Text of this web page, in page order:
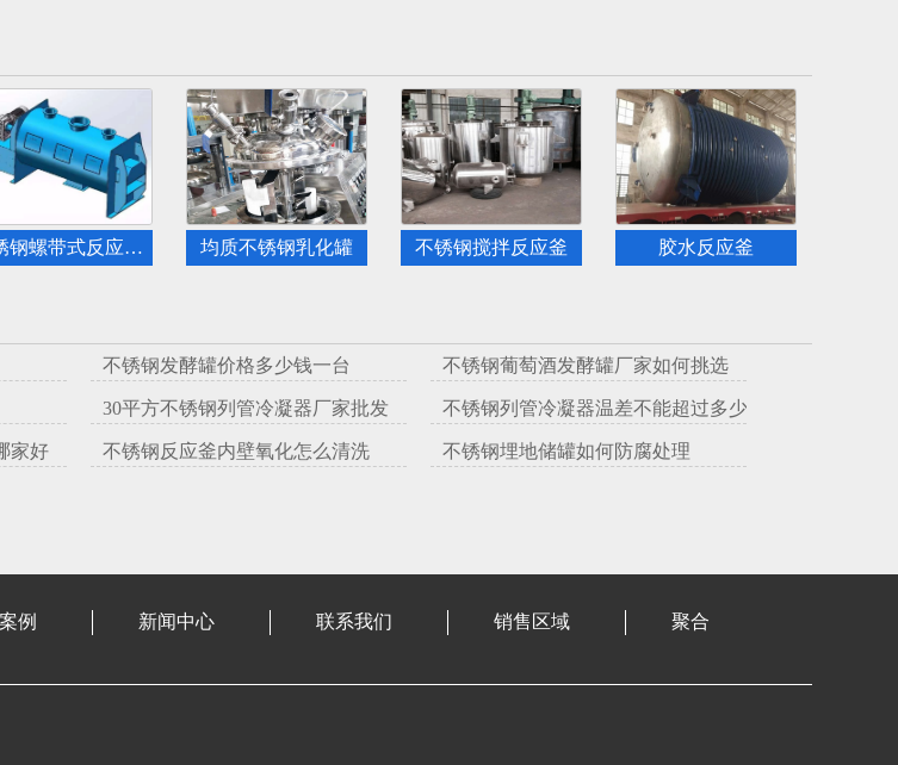
不锈钢螺带式反应釜哪里有 均质不锈钢乳化罐 不锈钢搅拌反应釜 胶水反应釜
不锈钢发酵罐价格多少钱一台 不锈钢葡萄酒发酵罐厂家如何挑选
30平方不锈钢列管冷凝器厂家批发 不锈钢列管冷凝器温差不能超过多少度
家好 不锈钢反应釜内壁氧化怎么清洗 不锈钢埋地储罐如何防腐处理
例 新闻中心 联系我们 销售区域
聚合